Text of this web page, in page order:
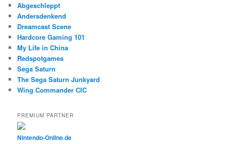
Abgeschleppt
Andersdenkend
Dreamcast Scene
Hardcore Gaming 101
My Life in China
Redspotgames
Sega Saturn
The Sega Saturn Junkyard
Wing Commander CIC
PREMIUM PARTNER
Nintendo-Online.de